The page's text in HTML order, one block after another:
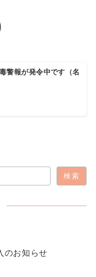
警報が発令中です（名
検索
のお知らせ